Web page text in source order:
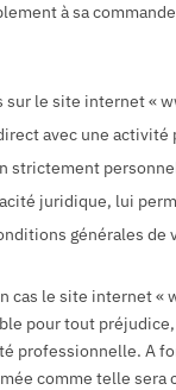
à sa
sur le site internet «
avec une
strictement
juridique, lui
générales de
cas le site internet «
pour tout
professionnelle. A
comme telle sera